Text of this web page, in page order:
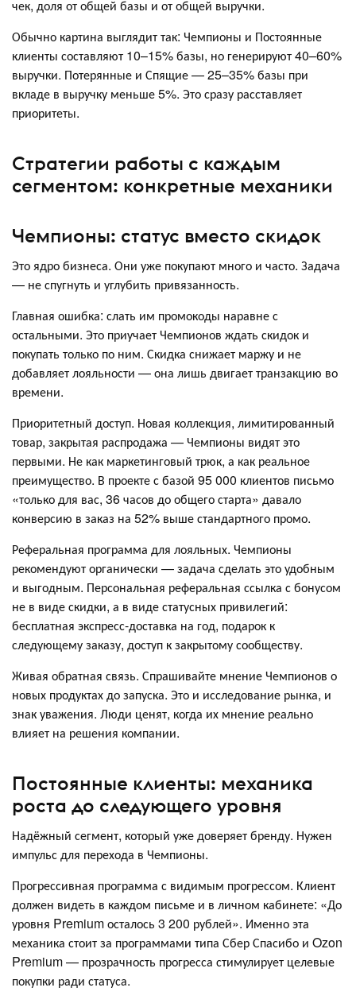
чек, доля от общей базы и от общей выручки.
Обычно картина выглядит так: Чемпионы и Постоянные
клиенты составляют 10–15% базы, но генерируют 40–60%
выручки. Потерянные и Спящие — 25–35% базы при
вкладе в выручку меньше 5%. Это сразу расставляет
приоритеты.
Стратегии работы с каждым
сегментом: конкретные механики
Чемпионы: статус вместо скидок
Это ядро бизнеса. Они уже покупают много и часто. Задача
— не спугнуть и углубить привязанность.
Главная ошибка: слать им промокоды наравне с
остальными. Это приучает Чемпионов ждать скидок и
покупать только по ним. Скидка снижает маржу и не
добавляет лояльности — она лишь двигает транзакцию во
времени.
Приоритетный доступ. Новая коллекция, лимитированный
товар, закрытая распродажа — Чемпионы видят это
первыми. Не как маркетинговый трюк, а как реальное
преимущество. В проекте с базой 95 000 клиентов письмо
«только для вас, 36 часов до общего старта» давало
конверсию в заказ на 52% выше стандартного промо.
Реферальная программа для лояльных. Чемпионы
рекомендуют органически — задача сделать это удобным
и выгодным. Персональная реферальная ссылка с бонусом
не в виде скидки, а в виде статусных привилегий:
бесплатная экспресс-доставка на год, подарок к
следующему заказу, доступ к закрытому сообществу.
Живая обратная связь. Спрашивайте мнение Чемпионов о
новых продуктах до запуска. Это и исследование рынка, и
знак уважения. Люди ценят, когда их мнение реально
влияет на решения компании.
Постоянные клиенты: механика
роста до следующего уровня
Надёжный сегмент, который уже доверяет бренду. Нужен
импульс для перехода в Чемпионы.
Прогрессивная программа с видимым прогрессом. Клиент
должен видеть в каждом письме и в личном кабинете: «До
уровня Premium осталось 3 200 рублей». Именно эта
механика стоит за программами типа Сбер Спасибо и Ozon
Premium — прозрачность прогресса стимулирует целевые
покупки ради статуса.